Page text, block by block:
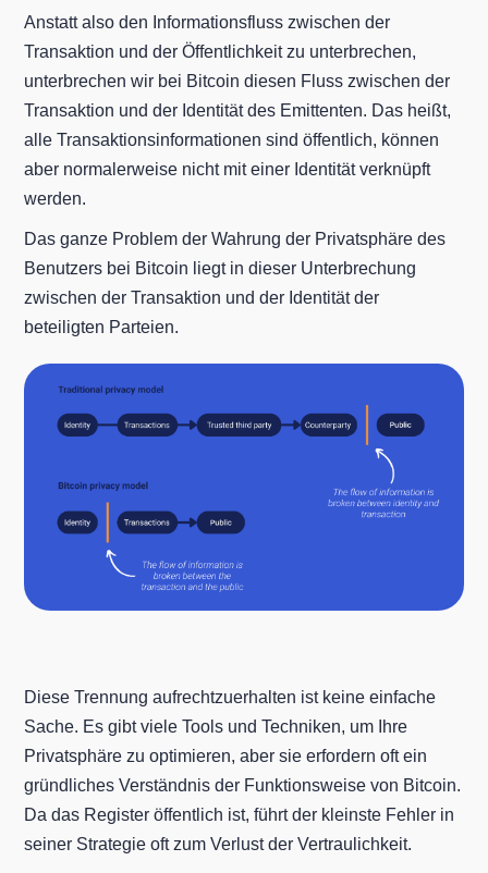
Anstatt also den Informationsfluss zwischen der
Transaktion und der Öffentlichkeit zu unterbrechen,
unterbrechen wir bei Bitcoin diesen Fluss zwischen der
Transaktion und der Identität des Emittenten. Das heißt,
alle Transaktionsinformationen sind öffentlich, können
aber normalerweise nicht mit einer Identität verknüpft
werden.
Das ganze Problem der Wahrung der Privatsphäre des
Benutzers bei Bitcoin liegt in dieser Unterbrechung
zwischen der Transaktion und der Identität der
beteiligten Parteien.
Diese Trennung aufrechtzuerhalten ist keine einfache
Sache. Es gibt viele Tools und Techniken, um Ihre
Privatsphäre zu optimieren, aber sie erfordern oft ein
gründliches Verständnis der Funktionsweise von Bitcoin.
Da das Register öffentlich ist, führt der kleinste Fehler in
seiner Strategie oft zum Verlust der Vertraulichkeit.